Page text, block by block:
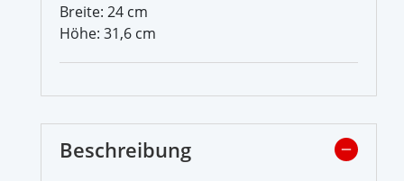
Breite: 24 cm
Höhe: 31,6 cm
Beschreibung